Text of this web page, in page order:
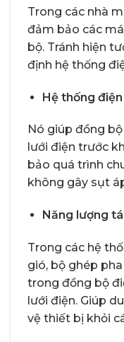
Trong các nhà
đảm bảo các
bộ. Tránh hiện
định hệ thống
Hệ thống
Nó giúp đồng
lưới điện trước
bảo quá trình
không gây sụt
Năng lượng
Trong các hệ
gió, bộ ghép
trong đồng bộ
lưới điện. Giúp
vệ thiết bị khỏi